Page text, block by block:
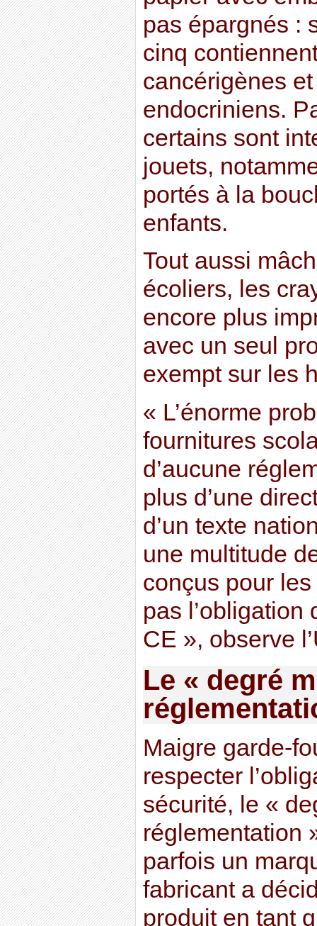
pas épargnés :
cinq
cancérigènes
endocriniens.
certains sont
jouets,
portés à la
enfants.
Tout aussi
écoliers, les
encore plus
avec un seul
exempt sur les
« L’énorme
fournitures
d’aucune
plus d’une
d’un texte
une multitude
conçus pour les
pas l’obligation
CE », observe
Le « degré
Maigre garde-
respecter
sécurité, le «
réglementation
parfois un
fabricant a
produit en tant